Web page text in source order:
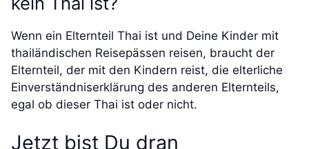
Wenn ein Elternteil Thai ist und Deine Kinder mit
thailändischen Reisepässen reisen, braucht der
Elternteil, der mit den Kindern reist, die elterliche
Einverständniserklärung des anderen Elternteils,
egal ob dieser Thai ist oder nicht.
Jetzt bist Du dran